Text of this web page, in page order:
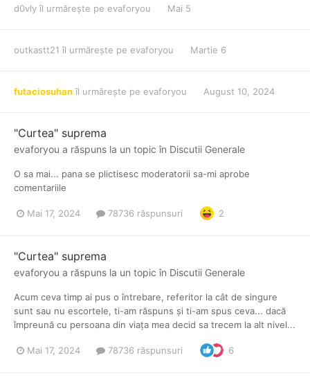
d0vly îl urmărește pe evaforyou Mai 5
outkastt21 îl urmărește pe evaforyou Martie 6
futaciosuhan îl urmărește pe evaforyou August 10, 2024
"Curtea" suprema
evaforyou a răspuns la un topic în Discutii Generale
O sa mai... pana se plictisesc moderatorii sa-mi aprobe
comentariile
Mai 17, 2024 78736 răspunsuri 2
"Curtea" suprema
evaforyou a răspuns la un topic în Discutii Generale
Acum ceva timp ai pus o întrebare, referitor la cât de singure
sunt sau nu escortele, ti-am răspuns și ti-am spus ceva... dacă
împreună cu persoana din viața mea decid sa trecem la alt nivel...
Mai 17, 2024 78736 răspunsuri 6